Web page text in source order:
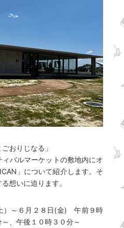
おりじなる」
バルマーケットの敷地内にオ
」について紹介します。そ
想いに迫ります。
）～６月２８日(金) 午前９時
、午後１０時３０分～